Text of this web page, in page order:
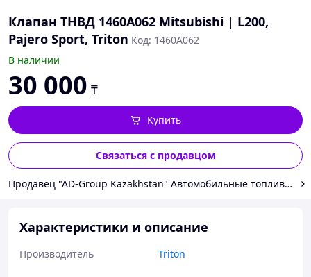
Клапан ТНВД 1460A062 Mitsubishi | L200,
Pajero Sport, Triton Код: 1460A062
В наличии
30 000 ₸
Купить
Связаться с продавцом
Продавец "AD-Group Kazakhstan" Автомобильные
Характеристики и описание
Производитель Triton